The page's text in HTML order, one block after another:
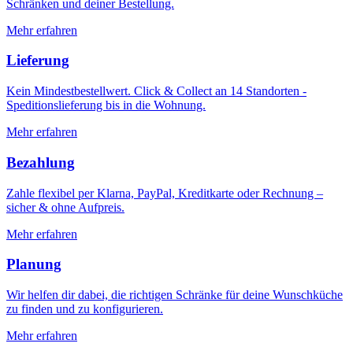
Schränken und deiner Bestellung.
Mehr erfahren
Lieferung
Kein Mindestbestellwert. Click & Collect an 14 Standorten -
Speditionslieferung bis in die Wohnung.
Mehr erfahren
Bezahlung
Zahle flexibel per Klarna, PayPal, Kreditkarte oder Rechnung –
sicher & ohne Aufpreis.
Mehr erfahren
Planung
Wir helfen dir dabei, die richtigen Schränke für deine Wunschküche
zu finden und zu konfigurieren.
Mehr erfahren